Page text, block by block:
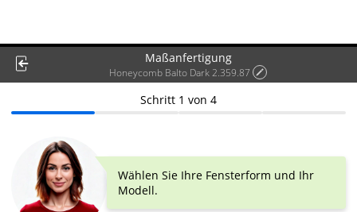
Maßanfertigung
Honeycomb Balto Dark 2.359.87
Schritt 1 von 4
Wählen Sie Ihre Fensterform und Ihr
Modell.